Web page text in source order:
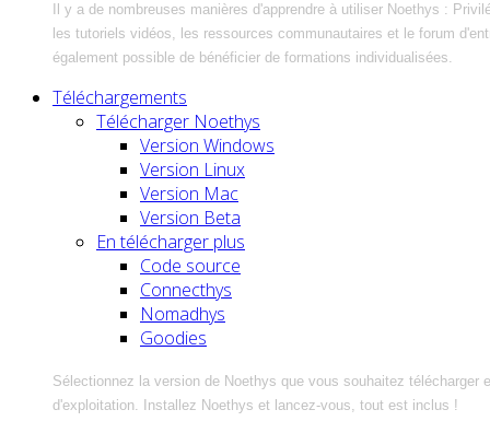
Il y a de nombreuses manières d'apprendre à utiliser Noethys :
les tutoriels vidéos, les ressources communautaires et le forum
également possible de bénéficier de formations individualisées.
Téléchargements
Télécharger Noethys
Version Windows
Version Linux
Version Mac
Version Beta
En télécharger plus
Code source
Connecthys
Nomadhys
Goodies
Sélectionnez la version de Noethys que vous souhaitez télécharger
d'exploitation. Installez Noethys et lancez-vous, tout est inclus !